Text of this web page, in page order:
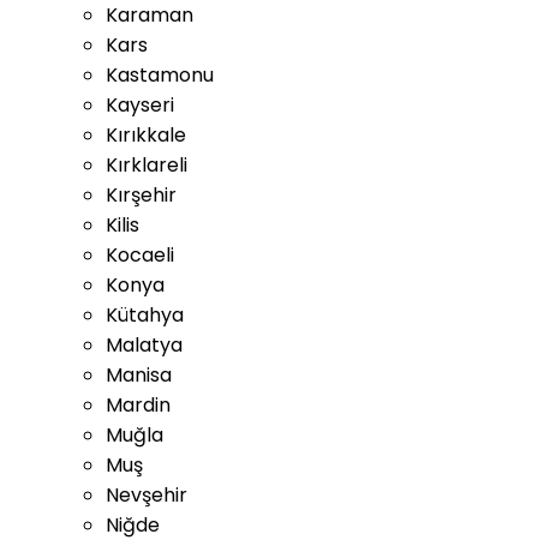
Karaman
Kars
Kastamonu
Kayseri
Kırıkkale
Kırklareli
Kırşehir
Kilis
Kocaeli
Konya
Kütahya
Malatya
Manisa
Mardin
Muğla
Muş
Nevşehir
Niğde